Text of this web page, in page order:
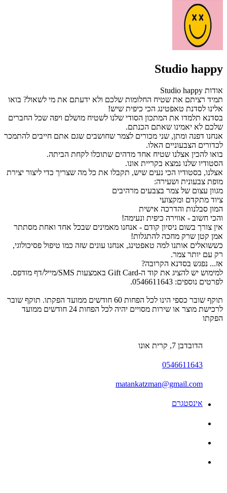
Studio happy
אודות Studio happy
תמיד רציתם את שטיח החלומות שלכם ולא ידעתם את מי לשאול? בואו
אלינו לסדנת טאפטינג הכי כיפית שיש!
בסדנא תלמדו את המתכון הסודי שלנו לשטיח מושלם ויפה שכל החברים
שלכם לא יאמינו שאתם הכנתם.
אנחנו דפנה ומתן, שני מכורים לצמר שחושבים שגם אתם חייבים להתמכר
לכדורים הצבעוניים האלו.
בואו להכין אצלנו שטיח אחד מדהים שתוכלו לקחת הביתה.
הסטודיו שלנו נמצא בקריית אונו.
אצלנו, בסטודיו הכי נעים שיש, תקבלו את כל מה שצריך כדי ליצור יצירת
מופת צבעונית ושעירה:
מגוון עצום של צמר בצבעים מרהיבים
ציוד מתקדם ומקצועי
המון סבלנות והדרכה אישית
והכי חשוב - אווירה כיפית ונעימה!
אין צורך בשום ניסיון קודם - אנחנו מאמינים שבכל אחד ואחת מסתתר
אמן קטן שרק מחכה להתגלות!
כששואלים אותנו למה טאפטינג, אנחנו עונים שזה כמו טיפול פסיכולוגי,
רק עם יותר צמר.
אז... נפגש בסדנא הקרובה?
למימוש יש להציג את קוד ה-Gift Card באמצעות SMS/מייל/דף מודפס.
לפרטים נוספים: 0546611643.
תוקף שובר כספי הינו לכל הפחות 60 חודשים ממועד הפקתו. תוקף שובר
לרכישת מוצר או שירות מסויים יהיה לכל הפחות 24 חודשים ממועד
הפקתו
הדובדבן 7, קרית אונו
0546611643
matankatzman@gmail.com
אינסטגרם